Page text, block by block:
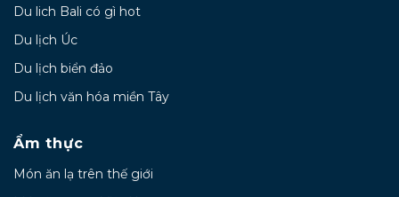
Du lich Bali có gì hot
Du lịch Úc
Du lịch biển đảo
Du lịch văn hóa miền Tây
Ẩm thực
Món ăn lạ trên thế giới